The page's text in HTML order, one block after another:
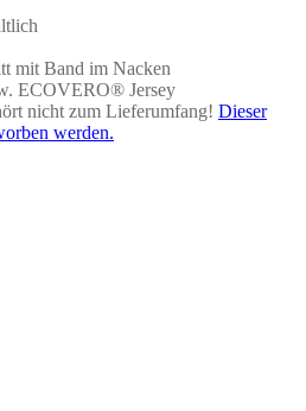
mit Band im Nacken
ECOVERO® Jersey
nicht zum Lieferumfang! Dieser
werden.